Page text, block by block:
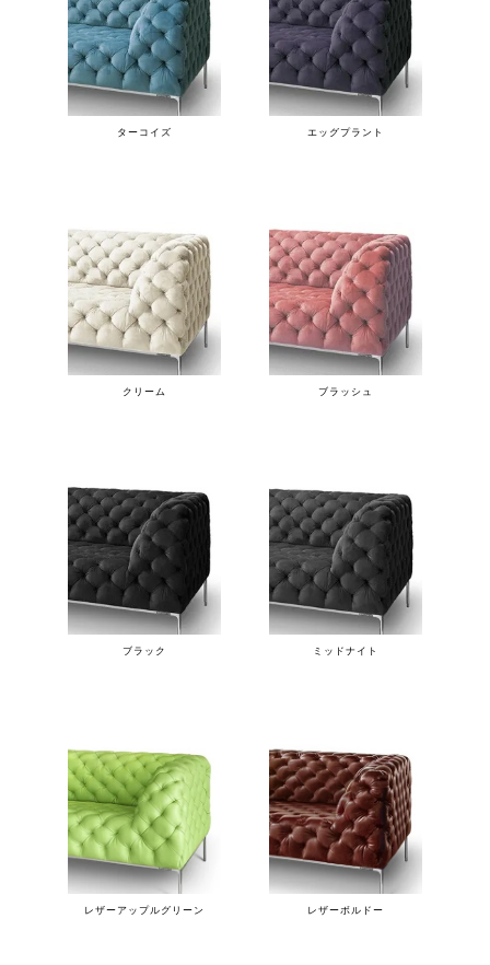
ターコイズ エッグプラント
クリーム ブラッシュ
ブラック ミッドナイト
レザーアップルグリーン レザーボルドー